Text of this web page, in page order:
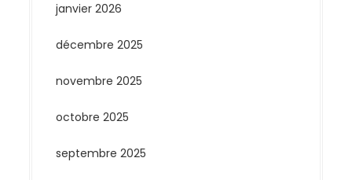
janvier 2026
décembre 2025
novembre 2025
octobre 2025
septembre 2025